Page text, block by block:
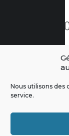
Nous utilisons des
service.
L'intégralité des